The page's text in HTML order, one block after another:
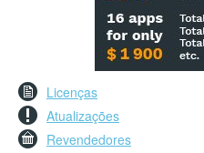
Licenças
Atualizações
Revendedores